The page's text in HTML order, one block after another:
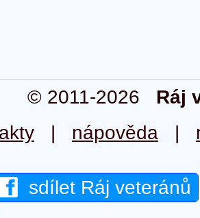
© 2011-2026 Ráj
| nápověda |
sdílet Ráj veteránů